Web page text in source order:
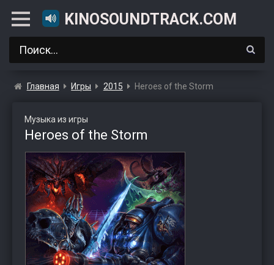
KINOSOUNDTRACK.COM
Главная Игры 2015 Heroes of the Storm
Музыка из игры
Heroes of the Storm